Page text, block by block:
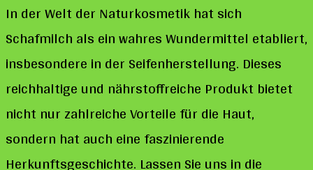
Haut
In der Welt der Naturkosmetik hat sich
Schafmilch als ein wahres Wundermittel etabliert,
insbesondere in der Seifenherstellung. Dieses
reichhaltige und nährstoffreiche Produkt bietet
nicht nur zahlreiche Vorteile für die Haut,
sondern hat auch eine faszinierende
Herkunftsgeschichte. Lassen Sie uns in die